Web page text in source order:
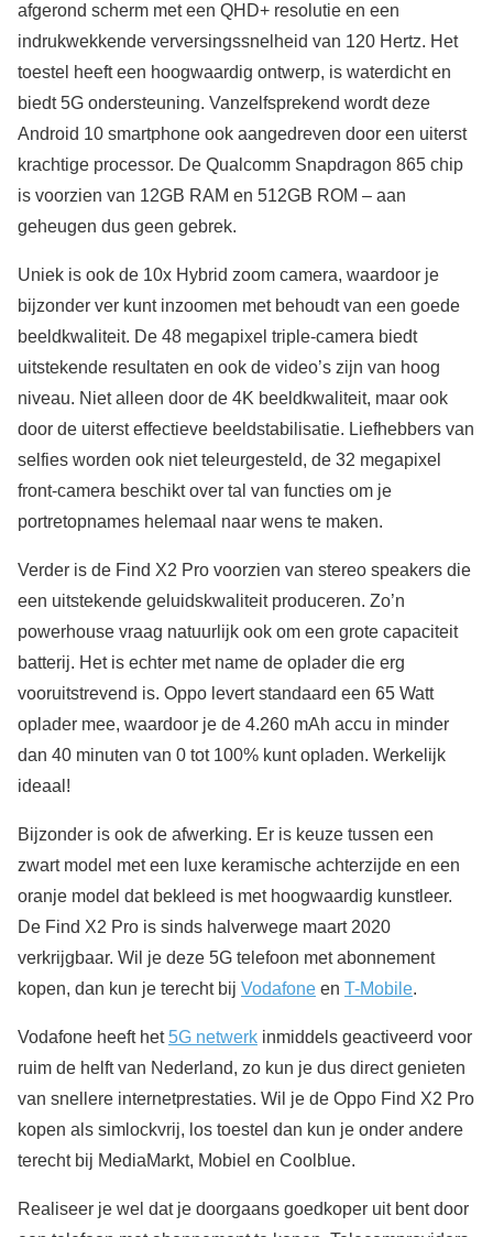
afgerond scherm met een QHD+ resolutie en een
indrukwekkende verversingssnelheid van 120 Hertz. Het
toestel heeft een hoogwaardig ontwerp, is waterdicht en
biedt 5G ondersteuning. Vanzelfsprekend wordt deze
Android 10 smartphone ook aangedreven door een uiterst
krachtige processor. De Qualcomm Snapdragon 865 chip
is voorzien van 12GB RAM en 512GB ROM – aan
geheugen dus geen gebrek.
Uniek is ook de 10x Hybrid zoom camera, waardoor je
bijzonder ver kunt inzoomen met behoudt van een goede
beeldkwaliteit. De 48 megapixel triple-camera biedt
uitstekende resultaten en ook de video’s zijn van hoog
niveau. Niet alleen door de 4K beeldkwaliteit, maar ook
door de uiterst effectieve beeldstabilisatie. Liefhebbers van
selfies worden ook niet teleurgesteld, de 32 megapixel
front-camera beschikt over tal van functies om je
portretopnames helemaal naar wens te maken.
Verder is de Find X2 Pro voorzien van stereo speakers die
een uitstekende geluidskwaliteit produceren. Zo’n
powerhouse vraag natuurlijk ook om een grote capaciteit
batterij. Het is echter met name de oplader die erg
vooruitstrevend is. Oppo levert standaard een 65 Watt
oplader mee, waardoor je de 4.260 mAh accu in minder
dan 40 minuten van 0 tot 100% kunt opladen. Werkelijk
ideaal!
Bijzonder is ook de afwerking. Er is keuze tussen een
zwart model met een luxe keramische achterzijde en een
oranje model dat bekleed is met hoogwaardig kunstleer.
De Find X2 Pro is sinds halverwege maart 2020
verkrijgbaar. Wil je deze 5G telefoon met abonnement
kopen, dan kun je terecht bij Vodafone en T-Mobile.
Vodafone heeft het 5G netwerk inmiddels geactiveerd voor
ruim de helft van Nederland, zo kun je dus direct genieten
van snellere internetprestaties. Wil je de Oppo Find X2 Pro
kopen als simlockvrij, los toestel dan kun je onder andere
terecht bij MediaMarkt, Mobiel en Coolblue.
Realiseer je wel dat je doorgaans goedkoper uit bent door